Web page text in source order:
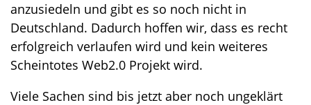
anzusiedeln und gibt es so noch nicht in
Deutschland. Dadurch hoffen wir, dass es recht
erfolgreich verlaufen wird und kein weiteres
Scheintotes Web2.0 Projekt wird.
Viele Sachen sind bis jetzt aber noch ungeklärt